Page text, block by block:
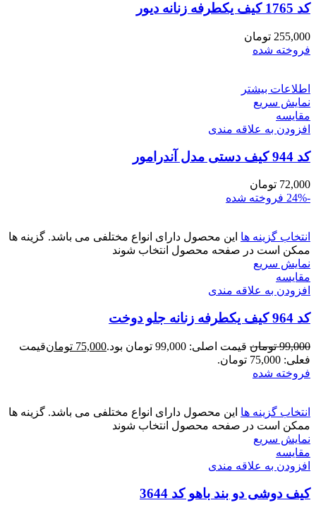
کد 1765 کیف یکطرفه زنانه دیور
255,000 تومان
فروخته شده
اطلاعات بیشتر
نمایش سریع
مقايسه
افزودن به علاقه مندی
کد 944 کیف دستی مدل آندرامور
72,000 تومان
-24%
فروخته شده
انتخاب گزینه ها این محصول دارای انواع مختلفی می باشد. گزینه ها
ممکن است در صفحه محصول انتخاب شوند
نمایش سریع
مقايسه
افزودن به علاقه مندی
کد 964 کیف یکطرفه زنانه جلو دوخت
99,000 تومان قیمت اصلی: 99,000 تومان بود. 75,000 تومانقیمت
فعلی: 75,000 تومان.
فروخته شده
انتخاب گزینه ها این محصول دارای انواع مختلفی می باشد. گزینه ها
ممکن است در صفحه محصول انتخاب شوند
نمایش سریع
مقايسه
افزودن به علاقه مندی
کیف دوشی دو بند باهو کد 3644